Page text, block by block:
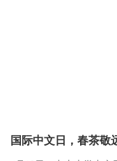
国际中文日，春茶敬